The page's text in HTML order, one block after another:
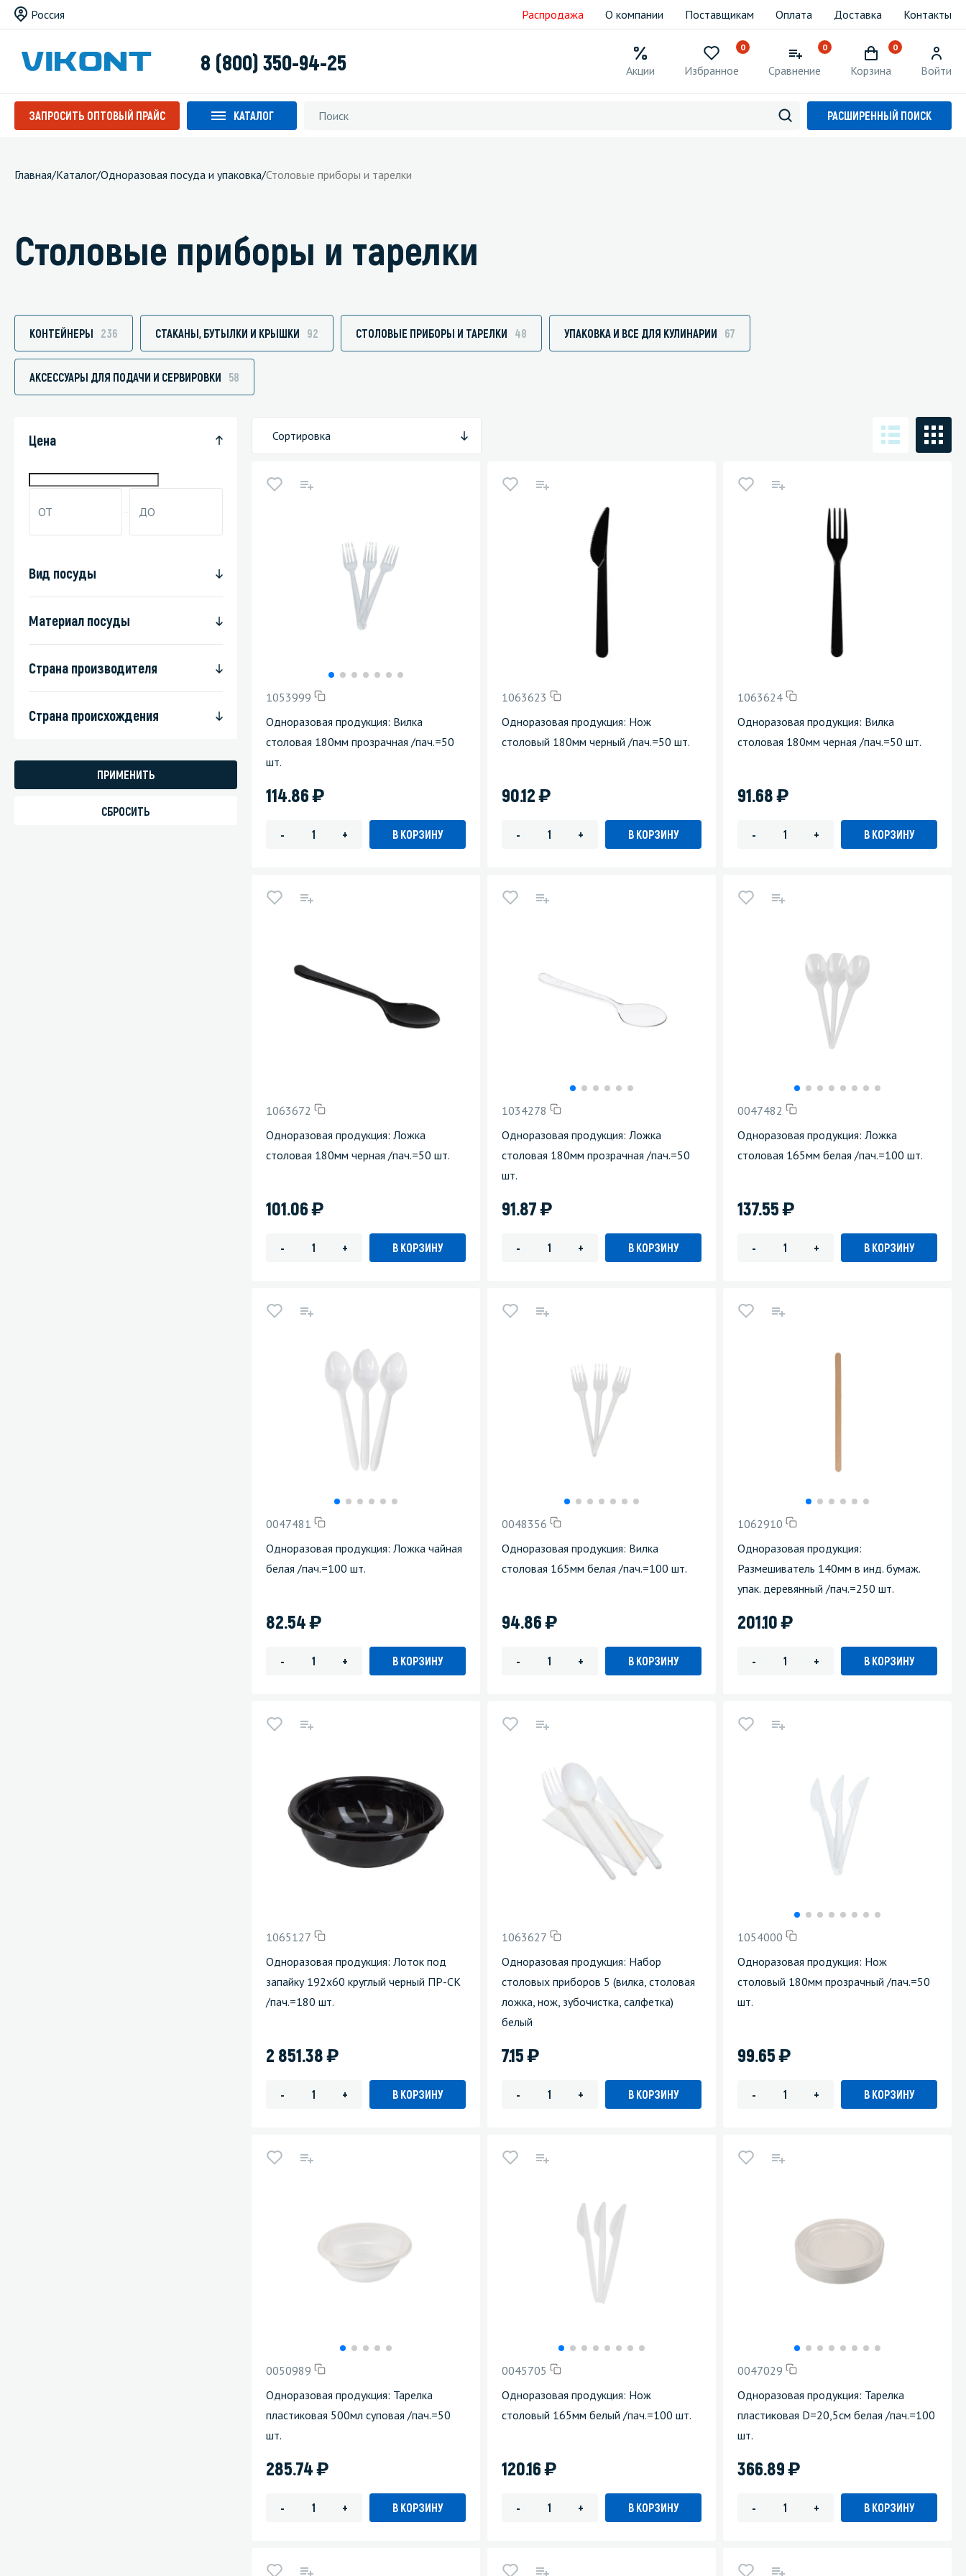
Россия Распродажа О компании Поставщикам Оплата Доставка Контакты
8 (800) 350-94-25 Акции
0
Избранное
0
Сравнение
0
Корзина Войти
ЗАПРОСИТЬ ОПТОВЫЙ ПРАЙС КАТАЛОГ
Средства для очистки бассейнов
Средства для послестроительной уборки
Средства для удаления граффити и
Средства для очистки ковров и мягкой мебели
Средства для очистки оборудования и грилей
Средства для посудомоечных машин
Средства для дезинфекции санузлов
Средства для мытья унитазов и сантехники
Средства для очистки полов и стен в санузлах
РАСШИРЕННЫЙ ПОИСК
Главная/Каталог/Одноразовая посуда и упаковка/Столовые приборы и тарелки
Столовые приборы и тарелки
КОНТЕЙНЕРЫ 236 СТАКАНЫ, БУТЫЛКИ И КРЫШКИ 92 СТОЛОВЫЕ ПРИБОРЫ И ТАРЕЛКИ 48 УПАКОВКА И ВСЕ ДЛЯ КУЛИНАРИИ 67
АКСЕССУАРЫ ДЛЯ ПОДАЧИ И СЕРВИРОВКИ 58
Цена
Вид посуды
Материал посуды
Страна производителя
Страна происхождения
Сортировка
1053999
Одноразовая продукция: Вилка
столовая 180мм прозрачная /пач.=50
шт.
114.86)
- + В КОРЗИНУ
1063623
Одноразовая продукция: Нож
столовый 180мм черный /пач.=50 шт.
90.12)
- + В КОРЗИНУ
1063624
Одноразовая продукция: Вилка
столовая 180мм черная /пач.=50 шт.
91.68)
- + В КОРЗИНУ
1063672
Одноразовая продукция: Ложка
столовая 180мм черная /пач.=50 шт.
101.06)
- + В КОРЗИНУ
1034278
Одноразовая продукция: Ложка
столовая 180мм прозрачная /пач.=50
шт.
91.87)
- + В КОРЗИНУ
0047482
Одноразовая продукция: Ложка
столовая 165мм белая /пач.=100 шт.
137.55)
- + В КОРЗИНУ
0047481
Одноразовая продукция: Ложка чайная
белая /пач.=100 шт.
82.54)
- + В КОРЗИНУ
0048356
Одноразовая продукция: Вилка
столовая 165мм белая /пач.=100 шт.
94.86)
- + В КОРЗИНУ
1062910
Одноразовая продукция:
Размешиватель 140мм в инд. бумаж.
упак. деревянный /пач.=250 шт.
201.10)
- + В КОРЗИНУ
1065127
Одноразовая продукция: Лоток под
запайку 192х60 круглый черный ПР-СК
/пач.=180 шт.
2 851.38)
- + В КОРЗИНУ
1063627
Одноразовая продукция: Набор
столовых приборов 5 (вилка, столовая
ложка, нож, зубочистка, салфетка)
белый
7.15)
- + В КОРЗИНУ
1054000
Одноразовая продукция: Нож
столовый 180мм прозрачный /пач.=50
шт.
99.65)
- + В КОРЗИНУ
0050989
Одноразовая продукция: Тарелка
пластиковая 500мл суповая /пач.=50
шт.
285.74)
- + В КОРЗИНУ
0045705
Одноразовая продукция: Нож
столовый 165мм белый /пач.=100 шт.
120.16)
- + В КОРЗИНУ
0047029
Одноразовая продукция: Тарелка
пластиковая D=20,5см белая /пач.=100
шт.
366.89)
- + В КОРЗИНУ